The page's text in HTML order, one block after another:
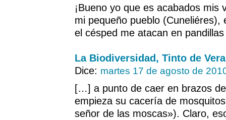
¡Bueno yo que es acabados mis
mi pequeño pueblo (Cuneliéres),
el césped me atacan en
La Biodiversidad, Tinto de
Dice: martes 17 de agosto de
[…] a punto de caer en brazos
empieza su cacería de
señor de las moscas»). Claro,